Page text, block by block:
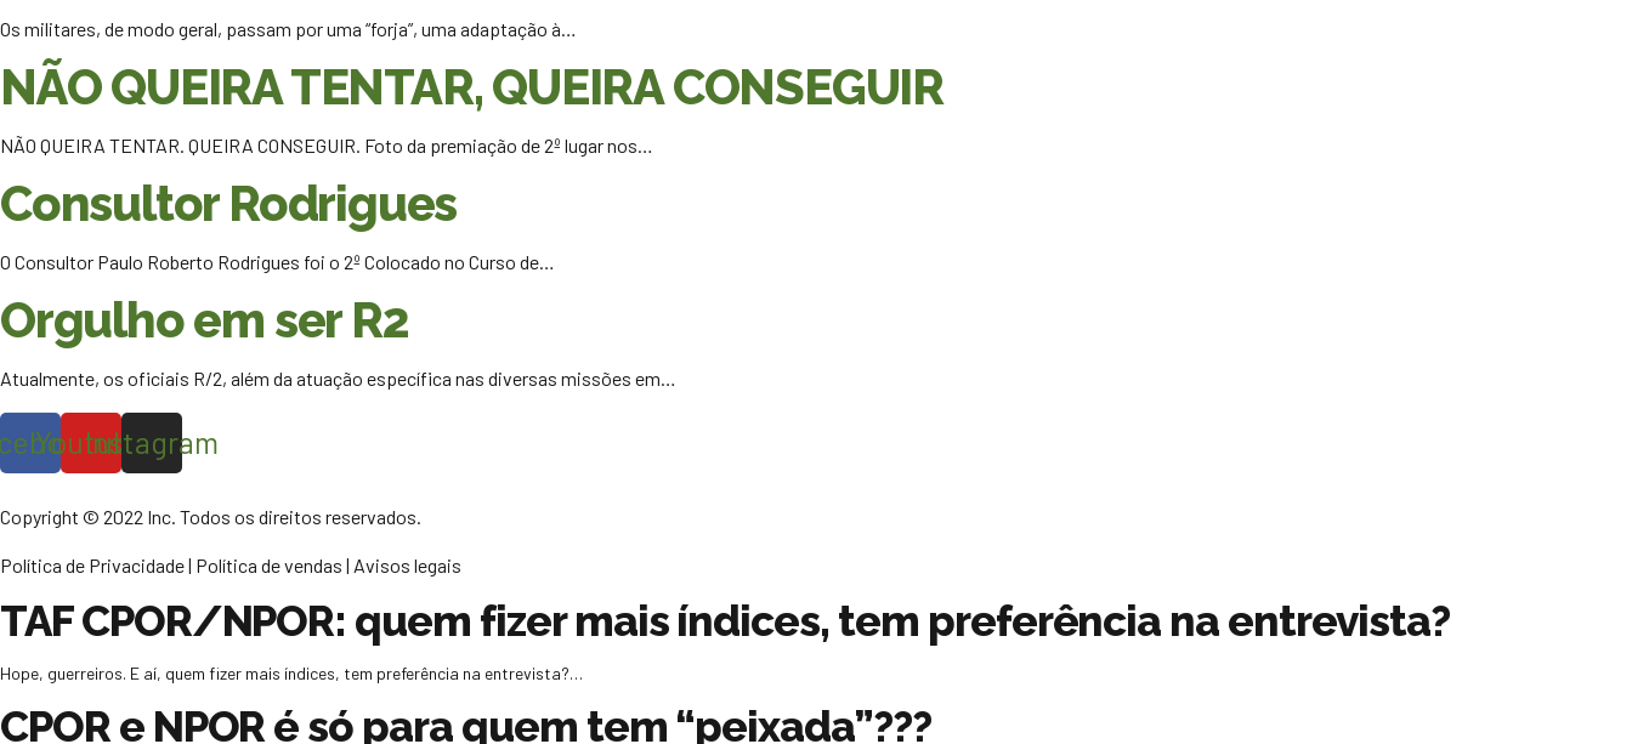
Os militares, de modo geral, passam por uma “forja”, uma adaptação à…
NÃO QUEIRA TENTAR, QUEIRA CONSEGUIR
NÃO QUEIRA TENTAR. QUEIRA CONSEGUIR. Foto da premiação de 2º lugar nos…
Consultor Rodrigues
O Consultor Paulo Roberto Rodrigues foi o 2º Colocado no Curso de…
Orgulho em ser R2
Atualmente, os oficiais R/2, além da atuação específica nas diversas missões em…
Youtube
Instagram
Copyright © 2022 Inc. Todos os direitos reservados.
Política de Privacidade | Política de vendas | Avisos legais
TAF CPOR/NPOR: quem fizer mais índices, tem preferência na entrevista?
Hope, guerreiros. E aí, quem fizer mais índices, tem preferência na entrevista?…
CPOR e NPOR é só para quem tem “peixada”???